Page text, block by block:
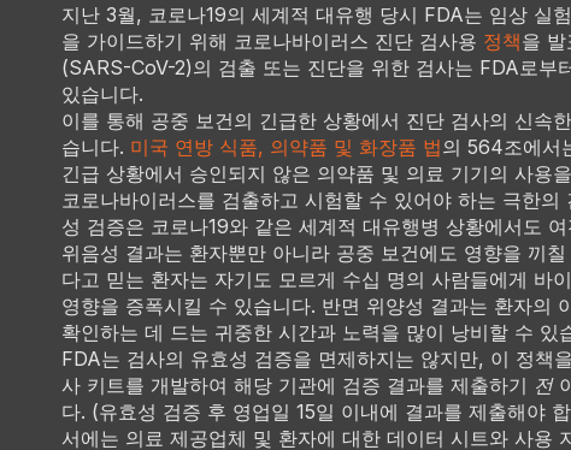
지난 3월, 코로나19의 세계적 대유행 당시 FDA는 임상 실
을 가이드하기 위해 코로나바이러스 진단 검사용 정책을
(SARS-CoV-2)의 검출 또는 진단을 위한 검사는 FDA로부
있습니다.
이를 통해 공중 보건의 긴급한 상황에서 진단 검사의 신속
습니다. 미국 연방 식품, 의약품 및 화장품 법의 564조에서
긴급 상황에서 승인되지 않은 의약품 및 의료 기기의 사용
코로나바이러스를 검출하고 시험할 수 있어야 하는 극한
성 검증은 코로나19와 같은 세계적 대유행병 상황에서도
위음성 결과는 환자뿐만 아니라 공중 보건에도 영향을 끼
다고 믿는 환자는 자기도 모르게 수십 명의 사람들에게 바
영향을 증폭시킬 수 있습니다. 반면 위양성 결과는 환자의
확인하는 데 드는 귀중한 시간과 노력을 많이 낭비할 수 있
FDA는 검사의 유효성 검증을 면제하지는 않지만, 이 정책
사 키트를 개발하여 해당 기관에 검증 결과를 제출하기 전
다. (유효성 검증 후 영업일 15일 이내에 결과를 제출해야
서에는 의료 제공업체 및 환자에 대한 데이터 시트와 사용